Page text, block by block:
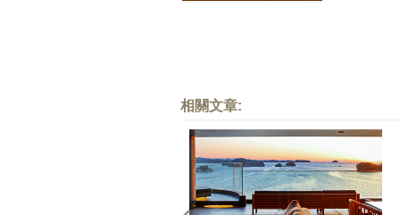
相關文章: